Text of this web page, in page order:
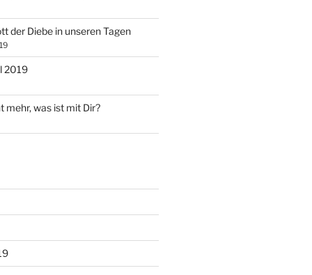
der Diebe in unseren Tagen
2019
mehr, was ist mit Dir?